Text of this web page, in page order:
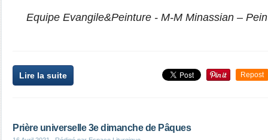
Equipe Evangile&Peinture - M-M Minassian –
Lire la suite Repost
Prière universelle 3e dimanche de Pâques